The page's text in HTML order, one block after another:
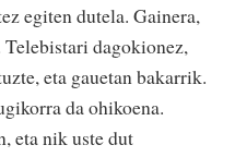
egiten dutela. Gainera,
dagokionez,
eta gauetan bakarrik.
da ohikoena.
eta nik uste dut